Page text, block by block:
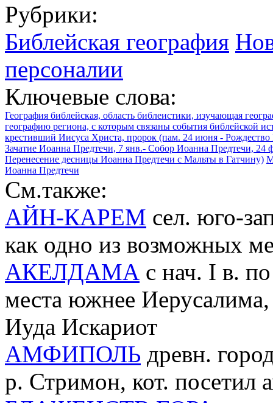
Рубрики:
Библейская география
персоналии
Ключевые слова:
География библейская, область библеистики, изучающая
географию региона, с которым связаны события библейской
крестивший Иисуса Христа, пророк (пам. 24 июня -
Зачатие Иоанна Предтечи, 7 янв.- Собор Иоанна Предтечи, 24
Перенесение десницы Иоанна Предтечи с Мальты в Гатчину)
Иоанна Предтечи
См.также:
АЙН-КАРЕМ сел. юго-
как одно из возможных
АКЕЛДАМА с нач. I в.
места южнее
Иуда Искариот
АМФИПОЛЬ древн.
р. Стримон, кот. посетил